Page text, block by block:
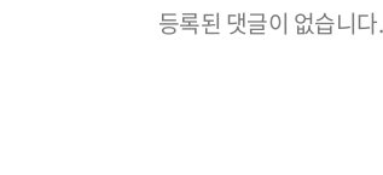
등록된 댓글이 없습니다.